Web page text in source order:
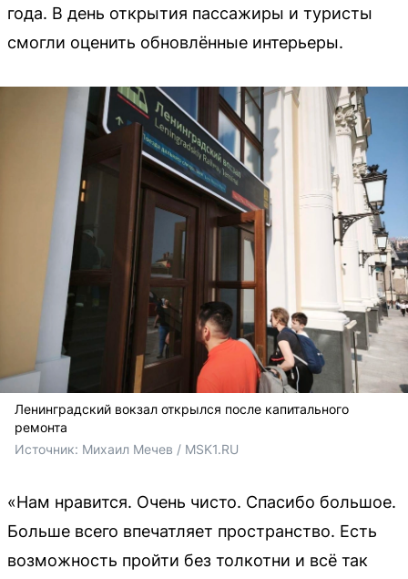
года. В день открытия пассажиры и туристы
смогли оценить обновлённые интерьеры.
Ленинградский вокзал открылся после капитального
ремонта
Источник: Михаил Мечев / MSK1.RU
«Нам нравится. Очень чисто. Спасибо большое.
Больше всего впечатляет пространство. Есть
возможность пройти без толкотни и всё так